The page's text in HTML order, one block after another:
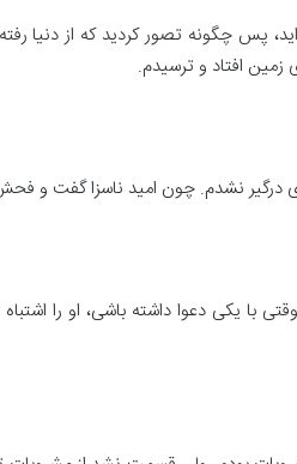
پس چگونه تصور کردید که از دنیا
زمین افتاد و ترسیدم.
نشدم. چون امید ناسزا گفت و فحش
یکی دعوا داشته باشی، او را